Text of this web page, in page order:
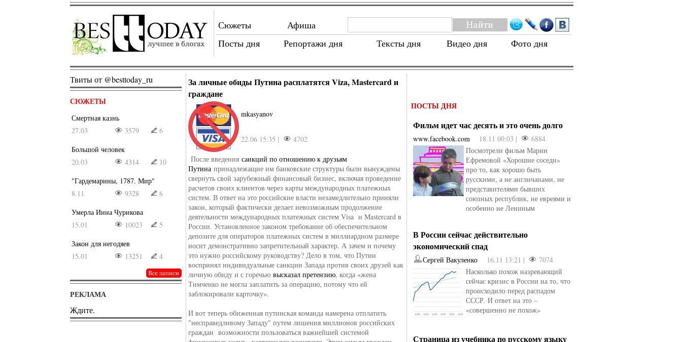
Сюжеты
Афиша
Посты дня
Репортажи дня Тексты дня Видео дня Фото дня
Твиты от @besttoday_ru
СЮЖЕТЫ
Смертная казнь
27.03
3579
6
Большой человек
20.03
4314
10
"Гардемарины, 1787. Мир"
8.11
9328
6
Умерла Инна Чурикова
15.01
10023
5
Закон для негодяев
15.01
13251 4
РЕКЛАМА
Ждите.
За личные обиды Путина расплатятся Viza, Mastercard и
граждане
mkasyanov
22.06 15:35 | 4702
После введениясанкций по отношению к друзьям
Путина принадлежащие им банковские структуры были вынуждены
свернуть свой зарубежный финансовый бизнес, включая проведение
расчетов своих клиентов через карты международных платежных
систем. В ответ на это российские власти незамедлительно приняли
закон, который фактически делает невозможным продолжение
деятельности международных платежных систем Visa и Mastercard в
России. Установленное законом требование об обеспечительном
депозите для операторов платежных систем в миллиардном размере
носит демонстративно запретительный характер. А зачем и почему
это нужно российскому руководству? Дело в том, что Путин
воспринял индивидуальные санкции Запада против своих друзей как
личную обиду и с горечьювысказал претензию, когда «жена
Тимченко не могла заплатить за операцию, потому что ей
заблокировали карточку».
И вот теперь обиженная путинская команда намерена отплатить
"несправедливому Западу" путем лишения миллионов российских
граждан возможности пользоваться важнейшей системой
ПОСТЫ ДНЯ
Фильм идет час десять и это очень долго
www.facebook.com 18.11 00:03 |
6884
Посмотрели фильм Марии
Ефремовой «Хорошие соседи»
про то, как хорошо быть
русскими, а не англичанами, не
представителями бывших
союзных республик, не евреями и
особенно не Лениным
В России сейчас действительно
экономический спад
Сергей Вакуленко 16.11 13:21 |
7074
Насколько похож назревающий
сейчас кризис в России на то, что
происходило перед распадом
СССР. И ответ на это –
«совершенно не похож»
Страница из учебника по русскому языку